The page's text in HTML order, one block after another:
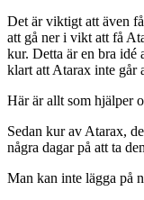
Det är viktigt att även
att gå ner i vikt att få
kur. Detta är en bra idé
klart att Atarax inte går
Här är allt som hjälper
Sedan kur av Atarax,
några dagar på att ta
Man kan inte lägga på